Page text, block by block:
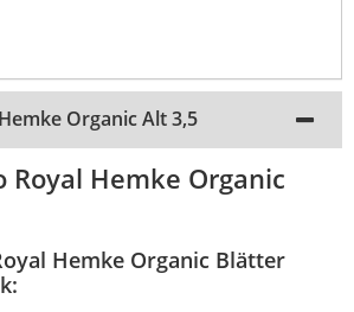
Organic Alt 3,5
Royal Hemke Organic
Hemke Organic Blätter